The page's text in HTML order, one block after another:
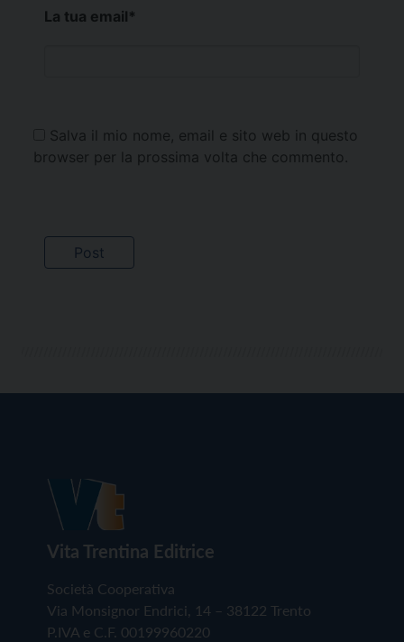
La tua email*
Salva il mio nome, email e sito web in questo
browser per la prossima volta che commento.
Vita Trentina Editrice
Società Cooperativa
Via Monsignor Endrici, 14 – 38122 Trento
P.IVA e C.F. 00199960220